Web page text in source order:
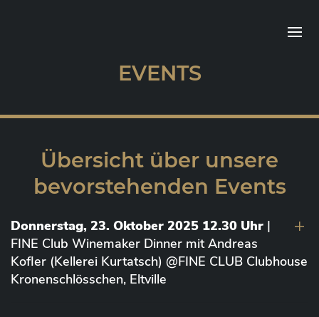
EVENTS
Übersicht über unsere
bevorstehenden Events
Donnerstag, 23. Oktober 2025 12.30 Uhr |
FINE Club Winemaker Dinner mit Andreas
Kofler (Kellerei Kurtatsch) @FINE CLUB Clubhouse
Kronenschlösschen, Eltville